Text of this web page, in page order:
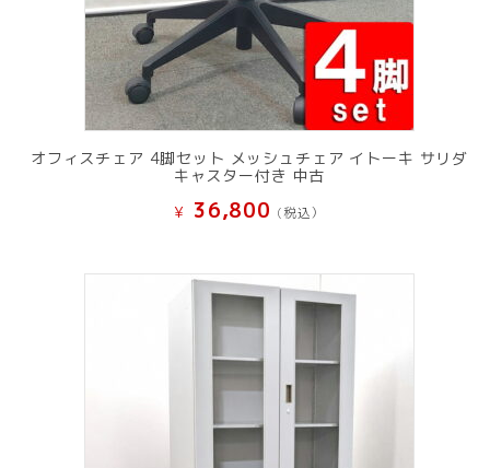
オフィスチェア 4脚セット メッシュチェア イトーキ サリダ
キャスター付き 中古
¥ 36,800 (税込）